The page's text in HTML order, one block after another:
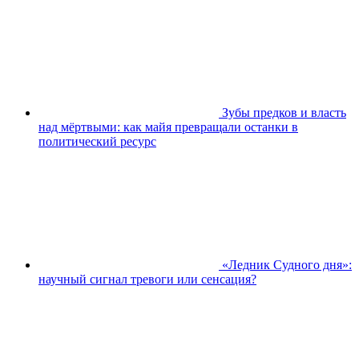
Зубы предков и власть
над мёртвыми: как майя превращали останки в
политический ресурс
«Ледник Судного дня»:
научный сигнал тревоги или сенсация?